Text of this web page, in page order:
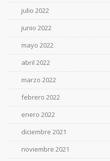
julio 2022
junio 2022
mayo 2022
abril 2022
marzo 2022
febrero 2022
enero 2022
diciembre 2021
noviembre 2021